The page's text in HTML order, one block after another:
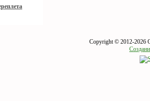
Copyright © 2012-2026